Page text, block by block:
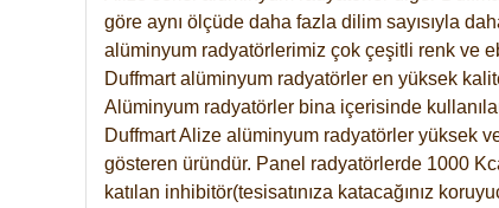
göre aynı ölçüde daha fazla dilim sayısıyla
alüminyum radyatörlerimiz çok çeşitli renk ve
Duffmart alüminyum radyatörler en yüksek
Alüminyum radyatörler bina içerisinde
Duffmart Alize alüminyum radyatörler yüksek
gösteren üründür. Panel radyatörlerde 1000
katılan inhibitör(tesisatınıza katacağınız